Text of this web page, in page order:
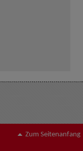
Zum Seitenanfang